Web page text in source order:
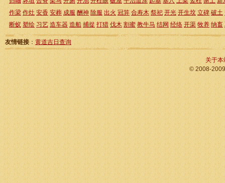
作梁 作灶 安香 安葬 成服 酬神 除服 出火 冠笄 合寿木 祭祀 开光 开生坟 立碑 破土
断蚁 塑绘 习艺 造车器 造船 捕捉 打猎 伐木 割蜜 教牛马 结网 经络 开渠 牧养 纳畜
友情链接：黄道吉日查询
关于本
© 2008-